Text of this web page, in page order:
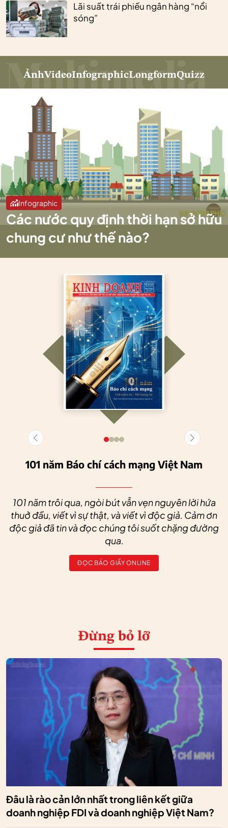
Lãi suất trái phiếu ngân hàng “nổi
sóng”
ẢnhVideoInfographicLongformQuizz
Infographic
Các nước quy định thời hạn sở hữu
chung cư như thế nào?
101 năm Báo chí cách mạng Việt Nam
101 năm trôi qua, ngòi bút vẫn vẹn nguyên lời hứa
thuở đầu, viết vì sự thật, và viết vì độc giả. Cảm ơn
độc giả đã tin và đọc chúng tôi suốt chặng đường
qua.
ĐỌC BÁO GIẤY ONLINE
Đừng bỏ lỡ
Đâu là rào cản lớn nhất trong liên kết giữa
doanh nghiệp FDI và doanh nghiệp Việt Nam?